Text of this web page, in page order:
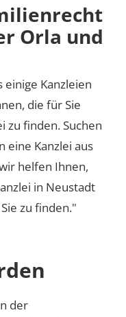
Orla und
Kanzleien
die für Sie
zu finden. Suchen
eine Kanzlei aus
helfen Ihnen,
in Neustadt
zu finden."
der